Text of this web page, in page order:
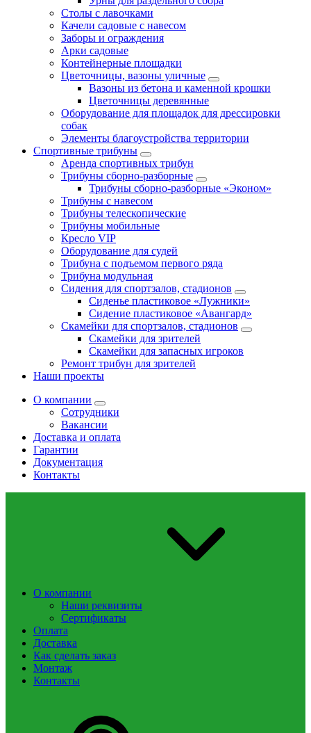
Столы с лавочками
Качели садовые с навесом
Заборы и ограждения
Арки садовые
Контейнерные площадки
Цветочницы, вазоны уличные
Вазоны из бетона и каменной крошки
Цветочницы деревянные
Оборудование для площадок для дрессировки
собак
Элементы благоустройства территории
Спортивные трибуны
Аренда спортивных трибун
Трибуны сборно-разборные
Трибуны сборно-разборные «Эконом»
Трибуны с навесом
Трибуны телескопические
Трибуны мобильные
Кресло VIP
Оборудование для судей
Трибуна с подъемом первого ряда
Трибуна модульная
Сидения для спортзалов, стадионов
Сиденье пластиковое «Лужники»
Сидение пластиковое «Авангард»
Скамейки для спортзалов, стадионов
Скамейки для зрителей
Скамейки для запасных игроков
Ремонт трибун для зрителей
Наши проекты
О компании
Сотрудники
Вакансии
Доставка и оплата
Гарантии
Документация
Контакты
О компании
Наши реквизиты
Сертификаты
Оплата
Доставка
Как сделать заказ
Монтаж
Контакты